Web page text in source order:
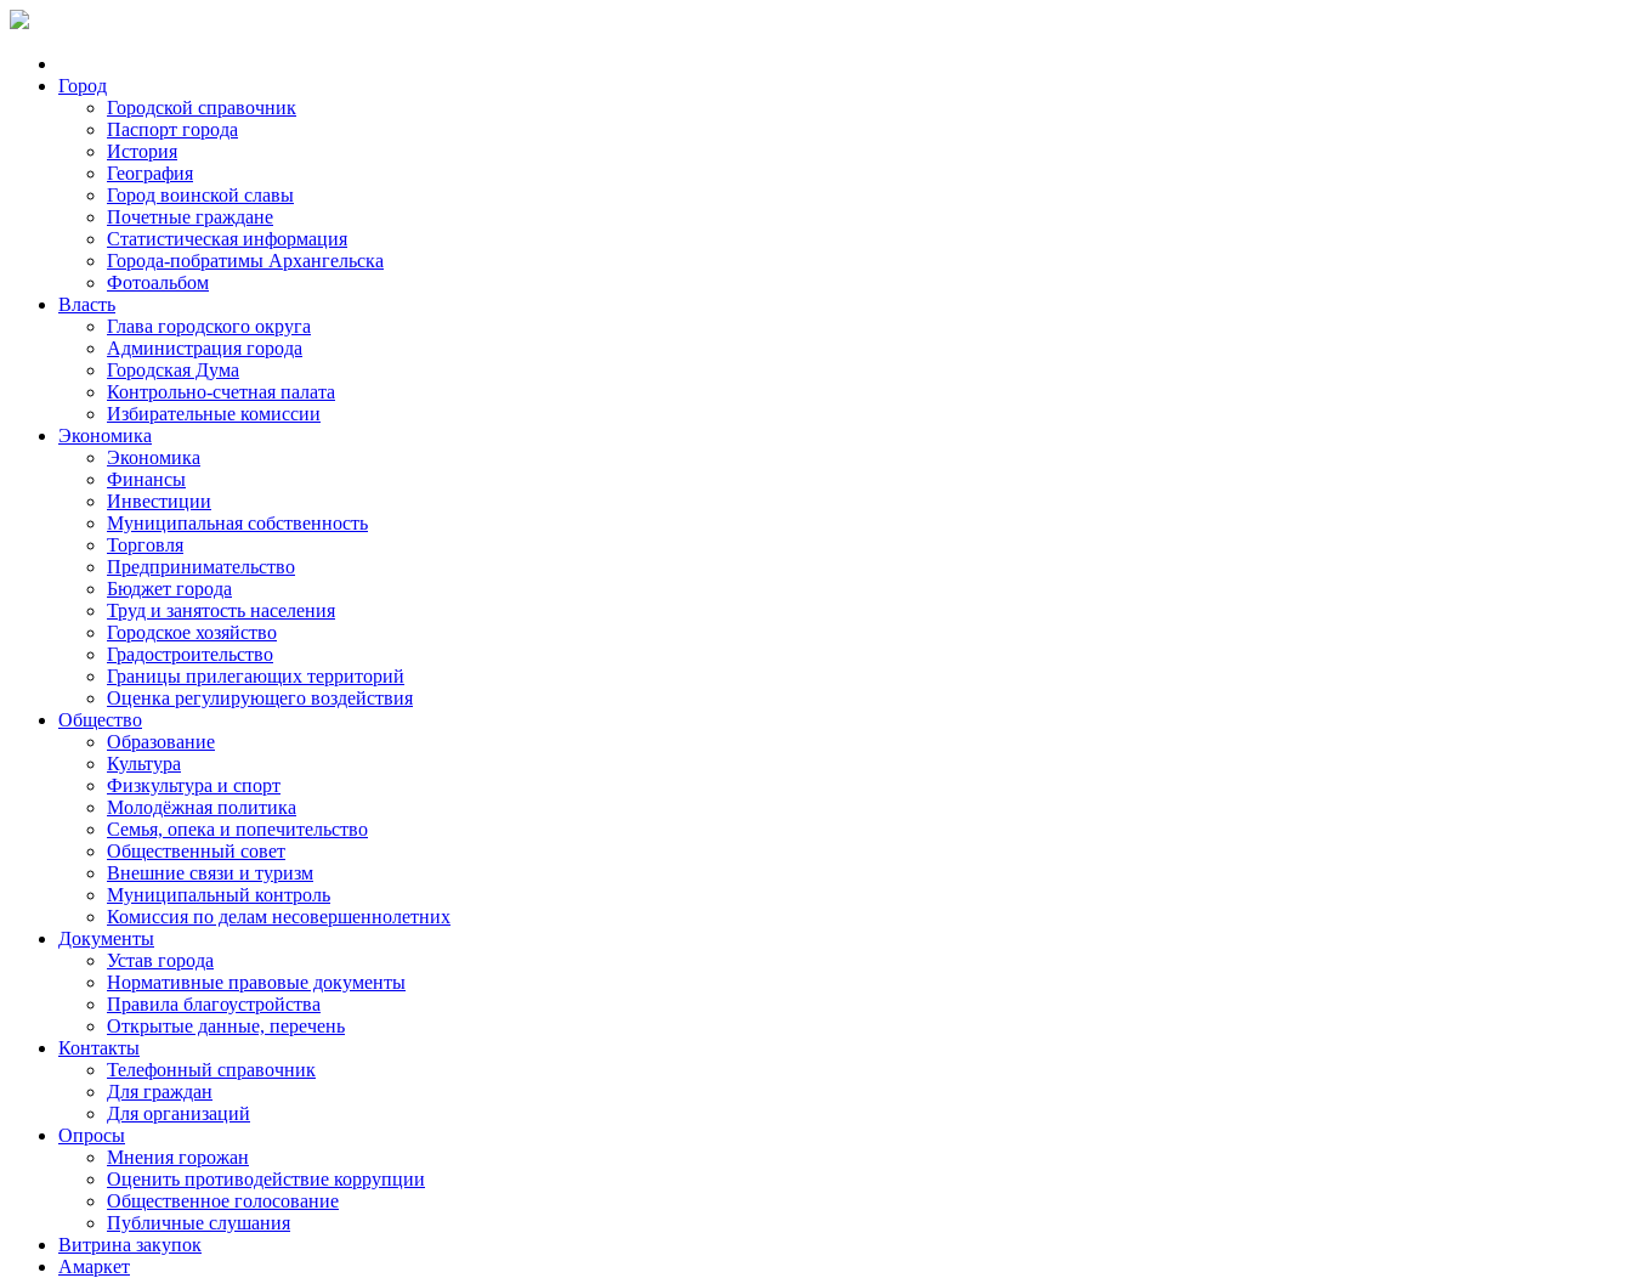
Город
Городской справочник
Паспорт города
История
География
Город воинской славы
Почетные граждане
Статистическая информация
Города-побратимы Архангельска
Фотоальбом
Власть
Глава городского округа
Администрация города
Городская Дума
Контрольно-счетная палата
Избирательные комиссии
Экономика
Экономика
Финансы
Инвестиции
Муниципальная собственность
Торговля
Предпринимательство
Бюджет города
Труд и занятость населения
Городское хозяйство
Градостроительство
Границы прилегающих территорий
Оценка регулирующего воздействия
Общество
Образование
Культура
Физкультура и спорт
Молодёжная политика
Семья, опека и попечительство
Общественный совет
Внешние связи и туризм
Муниципальный контроль
Комиссия по делам несовершеннолетних
Документы
Устав города
Нормативные правовые документы
Правила благоустройства
Открытые данные, перечень
Контакты
Телефонный справочник
Для граждан
Для организаций
Опросы
Мнения горожан
Оценить противодействие коррупции
Общественное голосование
Публичные слушания
Витрина закупок
Амаркет